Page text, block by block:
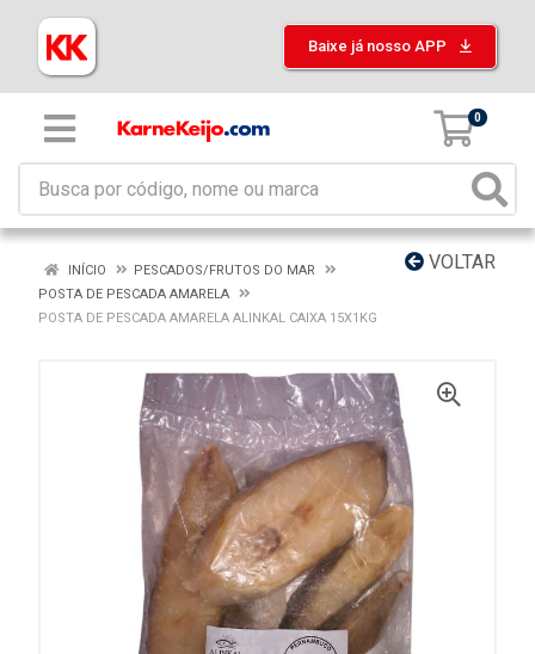
Baixe já nosso APP
0
VOLTAR
INÍCIO
PESCADOS/FRUTOS DO MAR
POSTA DE PESCADA AMARELA
POSTA DE PESCADA AMARELA ALINKAL CAIXA 15X1KG